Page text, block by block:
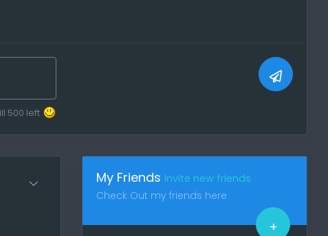
500 left
My Friends Invite new friends
Check Out my friends here
+